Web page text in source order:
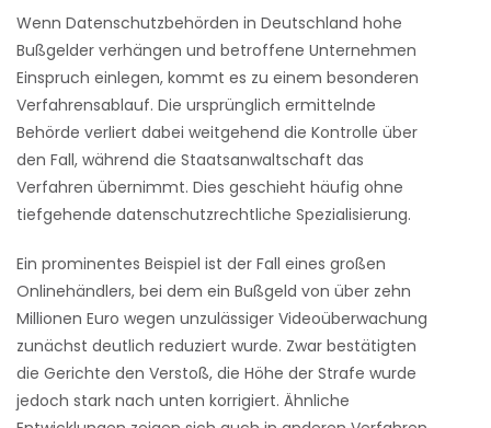
Wenn Datenschutzbehörden in Deutschland hohe
Bußgelder verhängen und betroffene Unternehmen
Einspruch einlegen, kommt es zu einem besonderen
Verfahrensablauf. Die ursprünglich ermittelnde
Behörde verliert dabei weitgehend die Kontrolle über
den Fall, während die Staatsanwaltschaft das
Verfahren übernimmt. Dies geschieht häufig ohne
tiefgehende datenschutzrechtliche Spezialisierung.
Ein prominentes Beispiel ist der Fall eines großen
Onlinehändlers, bei dem ein Bußgeld von über zehn
Millionen Euro wegen unzulässiger Videoüberwachung
zunächst deutlich reduziert wurde. Zwar bestätigten
die Gerichte den Verstoß, die Höhe der Strafe wurde
jedoch stark nach unten korrigiert. Ähnliche